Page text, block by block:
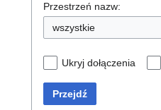
Przestrzeń nazw:
wszystkie
Ukryj dołączenia
Przejdź